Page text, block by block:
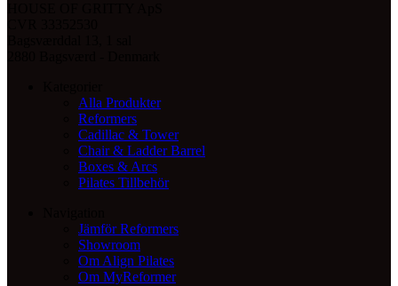
Alla Produkter
Reformers
Cadillac & Tower
Chair & Ladder Barrel
Boxes & Arcs
Pilates Tillbehör
Jämför Reformers
Showroom
Om Align Pilates
Om MyReformer